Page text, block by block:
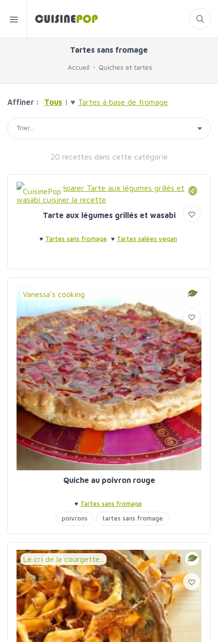
Tartes sans fromage
Accueil Quiches et tartes
Affiner : Tous | ♥ Tartes à base de fromage
20 recettes dans cette catégorie
CuisinePop
Tarte aux légumes grillés et wasabi
♥ Tartes sans fromage ♥ Tartes salées vegan
Vanessa's cooking
Quiche au poivron rouge
♥ Tartes sans fromage
poivrons
tartes sans fromage
Le cri de la courgette...